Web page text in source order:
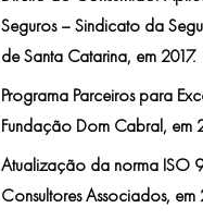
Seguros – Sindicato da
de Santa Catarina, em 2017.
Programa Parceiros para
Fundação Dom Cabral, em
Atualização da norma ISO
Consultores Associados, em